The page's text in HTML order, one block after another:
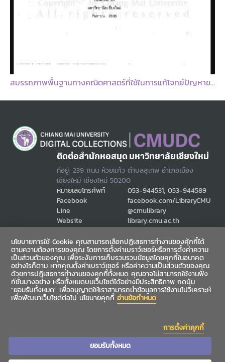
สมรรถภาพพื้นฐานทางคณิตศาสตร์ที่ใช้ในการแก้โจทย์ปัญหาของนักเรียนชั้นประถมศึกษาปีที่ 5 ที่มีผลสัมฤทธิ์ทางคณิตศาสตร์สูง / วาสนา ยิสุ
ติดต่อสำนักหอสมุด มหาวิทยาลัยเชียงใหม่
ที่อยู่: 239 ถนน ห้วยแก้ว ตำบลสุเทพ อำเภอเมือง
เชียงใหม่ เชียงใหม่ 50200
หมายเลขโทรศัพท์ 053-944531, 053-944589
Facebook
facebook.com/LibraryCMU
Line
@cmulibrary
Website
library.cmu.ac.th
ช่องทางสื่อสาร
นโยบายการใช้ Cookie คุณสามารถเลือกปฏิเสธการทำงานของคุ้กกี้ได้
ตามความต้องการของคุณ โดยการตั้งค่าเบราว์เซอร์หรือการตั้งค่าความ
เป็นส่วนตัวของคุณ เพื่อระงับการเก็บรวมรวบข้อมูลโดยคุกกี้ในอนาคต
อย่างไรก็ตาม หากคุณตั้งค่าเบราว์เซอร์ หรือค่าความเป็นส่วนตัวของคุณ
ด้วยการปฎิเสธการทำงานของคุกกี้ทั้งหมด คุณอาจไม่สามารถใช้งานฟัง
ก์ชั่นบางอย่าง หรือทั้งหมดบนเว็บไซต์ได้อย่างมีประสิทธิภาพ กดปุ่ม
"ยอมรับทั้งหมด" เพื่ออนุญาตให้เราสามารถนำข้อมูลการใช้งานไปวิเคราะห์
เพื่อพัฒนาเว็บไซต์ต่อไป นโยบายคุกกี้อ่านข้อกำหนด
การตั้งค่าคุกกี้
ยอมรับทั้งหมด